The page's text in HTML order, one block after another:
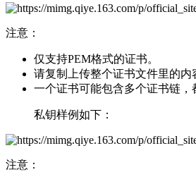
注意：
仅支持PEM格式的证书。
请复制上传整个证书文件里的内
一个证书可能包含多个证书链，
私钥样例如下：
注意：